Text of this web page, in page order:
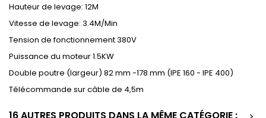
Hauteur de levage: 12M
Vitesse de levage: 3.4M/Min
Tension de fonctionnement 380V
Puissance du moteur 1.5KW
Double poutre (largeur) 82 mm -178 mm (IPE 160 - IPE 400)
Télécommande sur câble de 4,5m
16 AUTRES PRODUITS DANS LA MÊME CATÉGORIE :